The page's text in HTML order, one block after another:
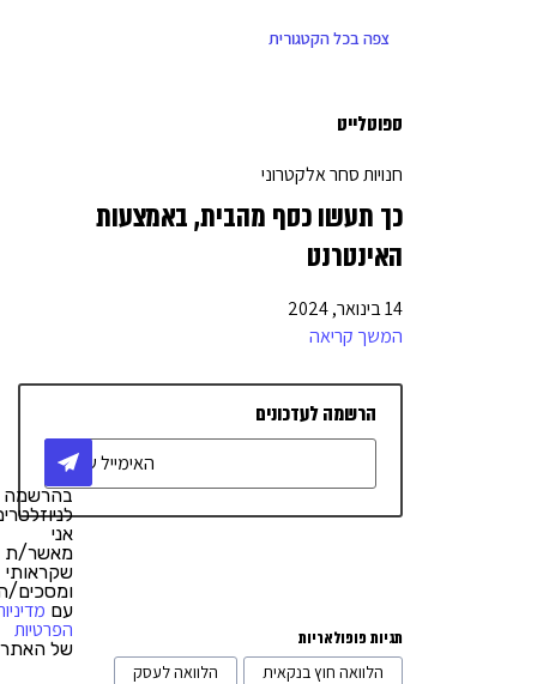
יועצים עסקיים
מחשוב
שיווק דיגיטלי
מימון והלוואות
טלפוניה / מרכזיה
ריהוט משרדי
3
1
4
צפה בכל הקטגורית
ספוטלייט
חנויות סחר אלקטרוני
כך תעשו כסף מהבית, באמצעות
האינטרנט
14 בינואר, 2024
המשך קריאה
הרשמה לעדכונים
בהרשמה
לניוזלטרים,
אני
מאשר/ת
שקראותי
ומסכים/ה
עםמדיניות
הפרטיות
של האתר. תגיות פופולאריות
הלוואה חוץ בנקאית
הלוואה לעסק